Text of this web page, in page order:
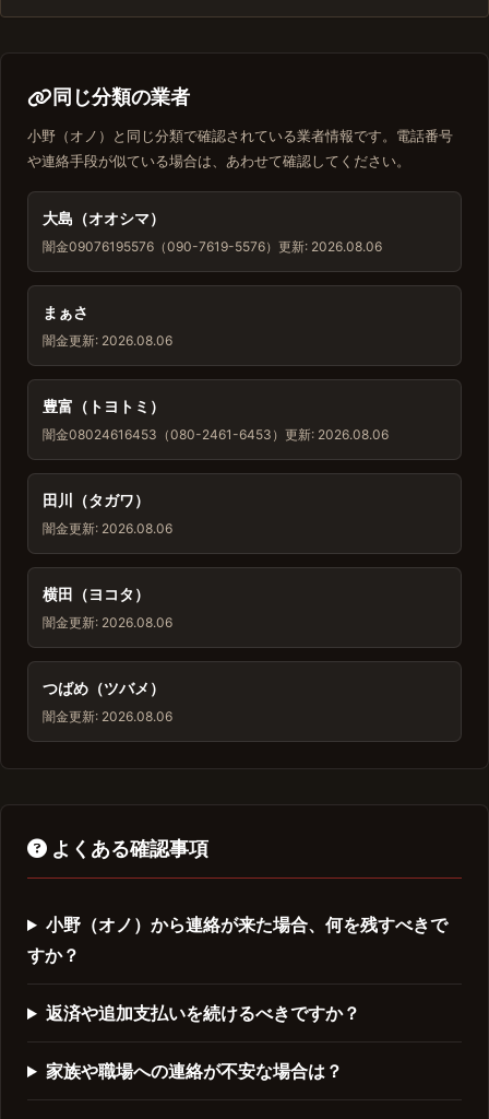
同じ分類の業者
小野（オノ）と同じ分類で確認されている業者情報です。電話番号
や連絡手段が似ている場合は、あわせて確認してください。
大島（オオシマ）
闇金09076195576（090-7619-5576） 更新: 2026.08.06
まぁさ
闇金更新: 2026.08.06
豊富（トヨトミ）
闇金08024616453（080-2461-6453） 更新: 2026.08.06
田川（タガワ）
闇金更新: 2026.08.06
横田（ヨコタ）
闇金更新: 2026.08.06
つばめ（ツバメ）
闇金更新: 2026.08.06
よくある確認事項
小野（オノ）から連絡が来た場合、何を残すべきで
すか？
返済や追加支払いを続けるべきですか？
家族や職場への連絡が不安な場合は？